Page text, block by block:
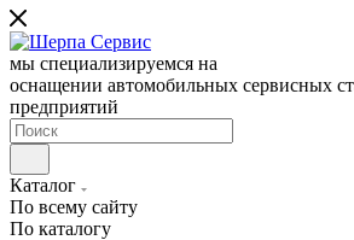
мы специализируемся на
оснащении автомобильных сервисных
предприятий
Каталог
По всему сайту
По каталогу